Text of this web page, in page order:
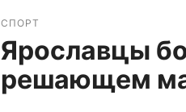
СПОРТ
Ярославцы
решающем